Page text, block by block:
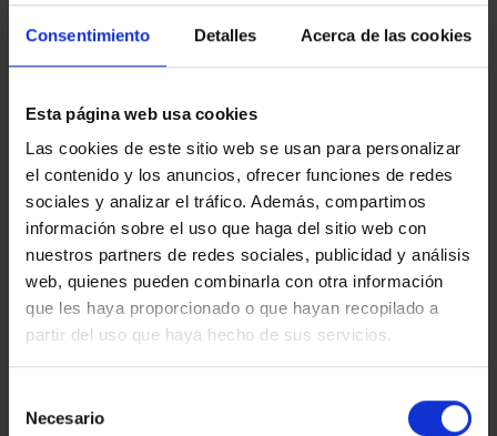
Consentimiento Detalles Acerca de las cookies
Esta página web usa cookies
Las cookies de este sitio web se usan para personalizar
el contenido y los anuncios, ofrecer funciones de redes
sociales y analizar el tráfico. Además, compartimos
información sobre el uso que haga del sitio web con
nuestros partners de redes sociales, publicidad y análisis
web, quienes pueden combinarla con otra información
que les haya proporcionado o que hayan recopilado a
partir del uso que haya hecho de sus servicios.
Necesario
software específico de edicióny su posterior retoque
digital.
Cada imagen del mosaico está formada por3600
fotografías de 7,5 x5 cm.cada una, con un tamaño
final de 5 metros de ancho por 3 metros de alto.
la colaboración del
Ayuntamiento de